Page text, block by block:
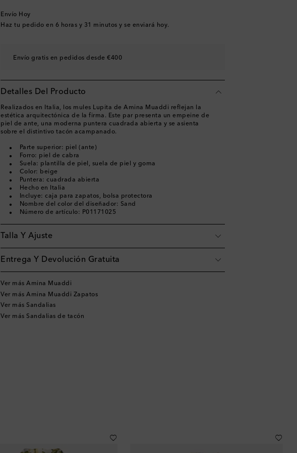
EU 41 Pocas unidades
EU 42 Añadir a la wishlist
Envío Hoy
Haz tu pedido en 6 horas y 31 minutos y se enviará hoy.
Envío gratis en pedidos desde €400
Detalles Del Producto
Realizados en Italia, los mules Lupita de Amina Muaddi reflejan la
estética arquitectónica de la firma. Este par presenta un empeine de
piel de ante, una moderna puntera cuadrada abierta y se asienta
sobre el distintivo tacón acampanado.
Parte superior: piel (ante)
Forro: piel de cabra
Suela: plantilla de piel, suela de piel y goma
Color: beige
Puntera: cuadrada abierta
Hecho en Italia
Incluye: caja para zapatos, bolsa protectora
Nombre del color del diseñador: Sand
Número de artículo: P01171025
Talla Y Ajuste
Entrega Y Devolución Gratuita
Ver más Amina Muaddi
Ver más Amina Muaddi Zapatos
Ver más Sandalias
Ver más Sandalias de tacón